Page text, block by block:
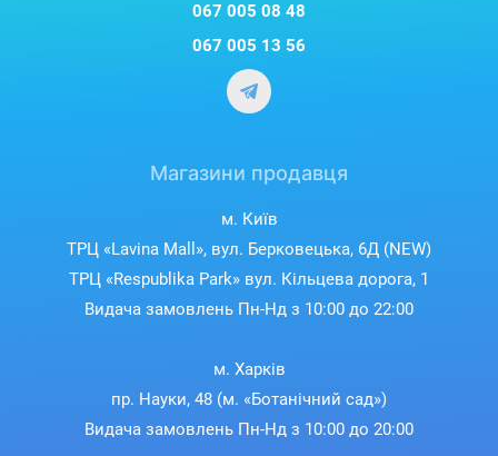
067 005 08 48
067 005 13 56
Магазини продавця
м. Київ
ТРЦ «Lavina Mall», вул. Берковецька, 6Д (NEW)
ТРЦ «Respublika Park» вул. Кільцева дорога, 1
Видача замовлень Пн-Нд з 10:00 до 22:00
м. Харків
пр. Науки, 48 (м. «Ботанічний сад»)
Видача замовлень Пн-Нд з 10:00 до 20:00